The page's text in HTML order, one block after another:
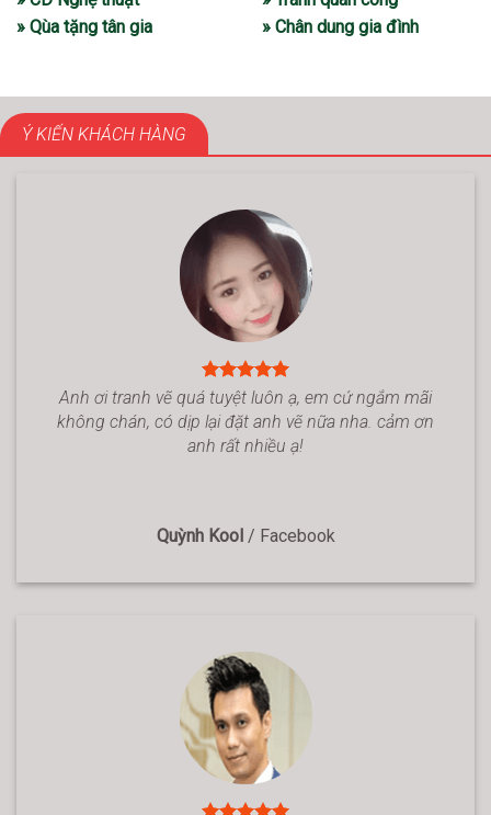
» Qùa tặng tân gia
» Chân dung gia đình
Ý KIẾN KHÁCH HÀNG
Anh ơi tranh vẽ quá tuyệt luôn ạ, em cứ ngắm mãi
không chán, có dịp lại đặt anh vẽ nữa nha. cảm ơn
anh rất nhiều ạ!
Quỳnh Kool / Facebook